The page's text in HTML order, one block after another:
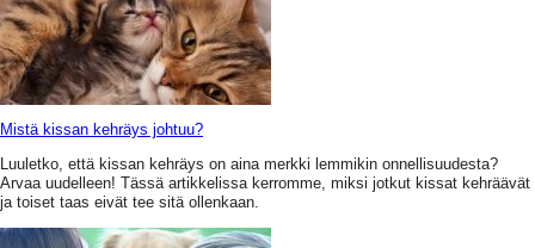
Mistä kissan kehräys johtuu?
Luuletko, että kissan kehräys on aina merkki lemmikin onnellisuudesta?
Arvaa uudelleen! Tässä artikkelissa kerromme, miksi jotkut kissat kehräävät
ja toiset taas eivät tee sitä ollenkaan.